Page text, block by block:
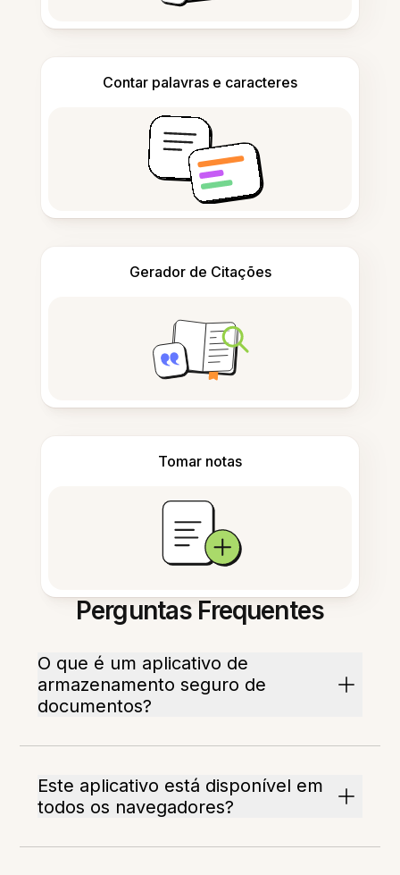
Contar palavras e caracteres
Gerador de Citações
Tomar notas
Perguntas Frequentes
O que é um aplicativo de
armazenamento seguro de
documentos?
Este aplicativo está disponível em
todos os navegadores?